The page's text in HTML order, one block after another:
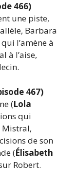
466)
une piste,
Barbara
l’amène à
à l’aise,
467)
(Lola
qui
Mistral,
de son
(Élisabeth
Robert.